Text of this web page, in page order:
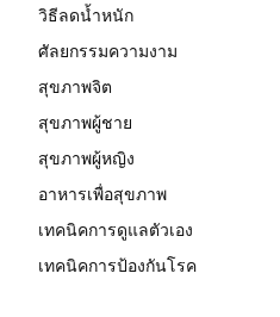
วิธีลดน้ำหนัก
ศัลยกรรมความงาม
สุขภาพจิต
สุขภาพผู้ชาย
สุขภาพผู้หญิง
อาหารเพื่อสุขภาพ
เทคนิคการดูแลตัวเอง
เทคนิคการป้องกันโรค